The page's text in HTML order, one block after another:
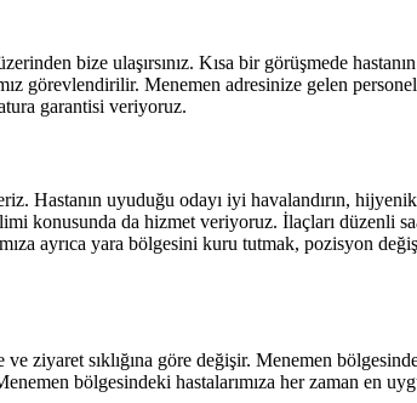
bize ulaşırsınız. Kısa bir görüşmede
görevlendirilir. Menemen adresinize gelen
garantisi veriyoruz.
Hastanın uyuduğu odayı iyi havalandırın,
konusunda da hizmet veriyoruz. İlaçları düzenli
ayrıca yara bölgesini kuru tutmak, pozisyon
ziyaret sıklığına göre değişir. Menemen
bölgesindeki hastalarımıza her zaman en